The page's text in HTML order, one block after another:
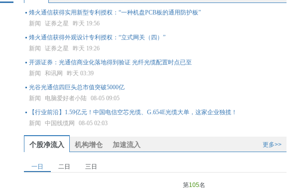
烽火通信获得实用新型专利授权：“一种机盘PCB板的通用防护板”
新闻
证券之星
昨天 19:56
烽火通信获得外观设计专利授权：“立式网关（四）”
新闻
证券之星
昨天 19:26
开源证券：光通信商业化落地得到验证 光纤光缆配置时点已至
新闻
和讯网
昨天 03:39
光谷光通信四巨头总市值突破5000亿
新闻
电脑爱好者小陆
08-05 09:05
【行业前沿】1.59亿元！中国电信空芯光缆、G.654E光缆大单，这家企业独揽！
新闻
中国线缆网 08-05 02:03
个股净流入 机构增仓 加速流入 更多>>
一日 二日 三日
第105名